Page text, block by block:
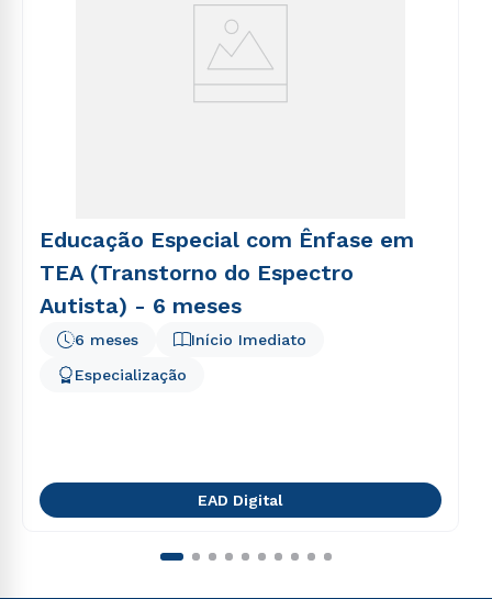
Educação Especial com Ênfase em
TEA (Transtorno do Espectro
Autista) - 6 meses
Início Imediato
6 meses
Especialização
EAD Digital